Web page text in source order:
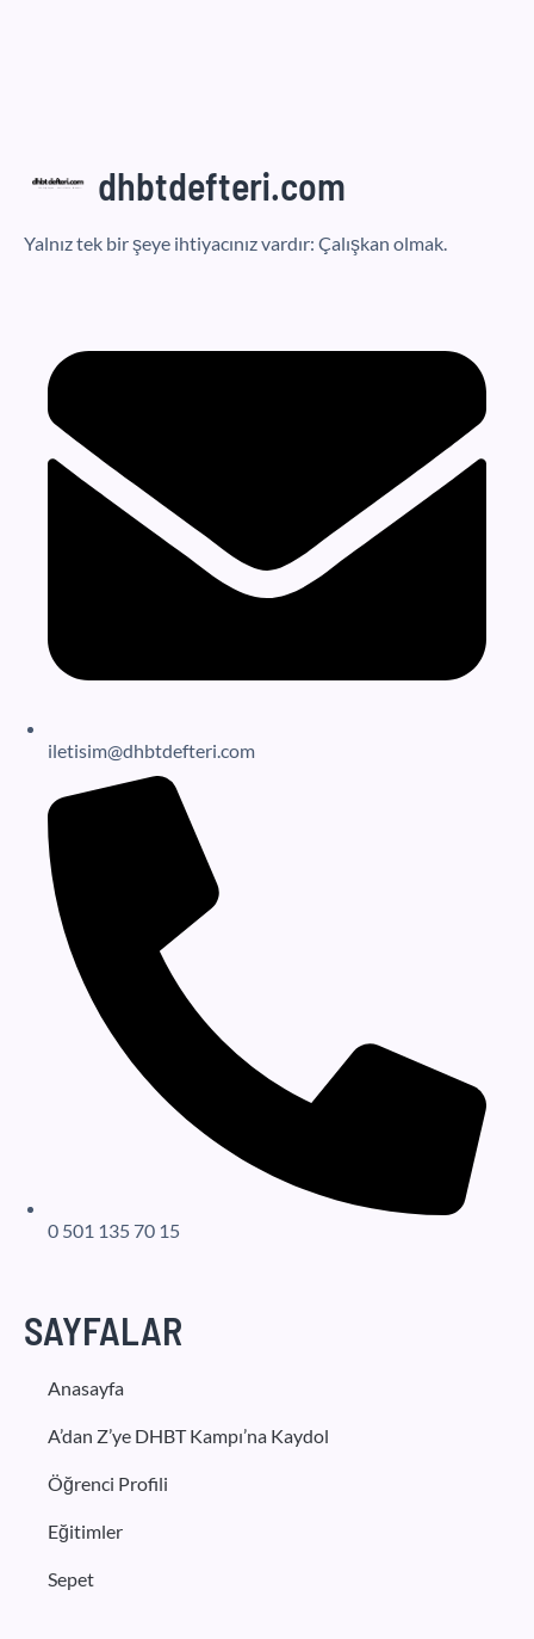
dhbtdefteri.com
Yalnız tek bir şeye ihtiyacınız vardır: Çalışkan olmak.
iletisim@dhbtdefteri.com
0 501 135 70 15
SAYFALAR
Anasayfa
A’dan Z’ye DHBT Kampı’na Kaydol
Öğrenci Profili
Eğitimler
Sepet